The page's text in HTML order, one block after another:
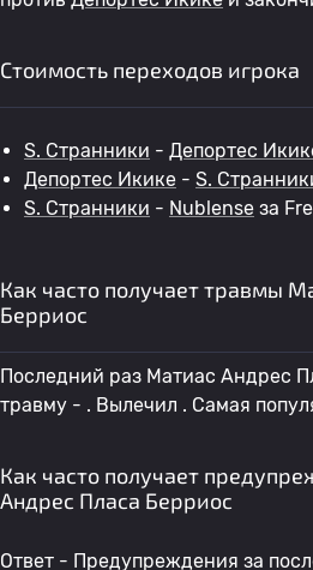
Стоимость переходов игрока
S. Странники - Депортес
Депортес Икике - S.
S. Странники - Nublense за
Как часто получает травмы
Берриос
Последний раз Матиас Андрес
травму - . Вылечил . Самая
Как часто получает
Андрес Пласа Берриос
Ответ - Предупреждения за